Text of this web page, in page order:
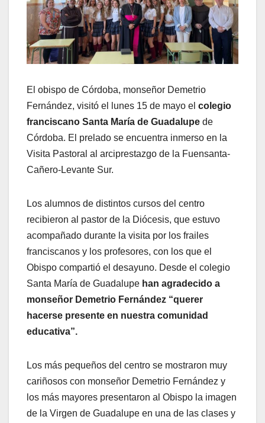
El obispo de Córdoba, monseñor Demetrio
Fernández, visitó el lunes 15 de mayo el colegio
franciscano Santa María de Guadalupe de
Córdoba. El prelado se encuentra inmerso en la
Visita Pastoral al arciprestazgo de la Fuensanta-
Cañero-Levante Sur.
Los alumnos de distintos cursos del centro
recibieron al pastor de la Diócesis, que estuvo
acompañado durante la visita por los frailes
franciscanos y los profesores, con los que el
Obispo compartió el desayuno. Desde el colegio
Santa María de Guadalupe han agradecido a
monseñor Demetrio Fernández “querer
hacerse presente en nuestra comunidad
educativa”.
Los más pequeños del centro se mostraron muy
cariñosos con monseñor Demetrio Fernández y
los más mayores presentaron al Obispo la imagen
de la Virgen de Guadalupe en una de las clases y